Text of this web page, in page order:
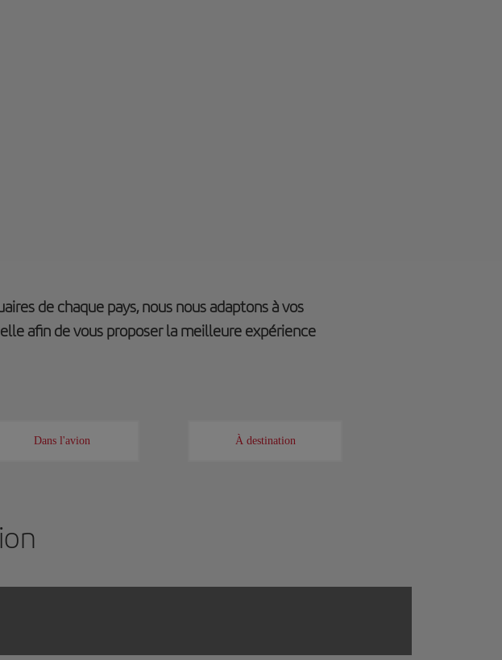
de chaque pays, nous nous adaptons à vos
afin de vous proposer la meilleure expérience
Dans l'avion À destination